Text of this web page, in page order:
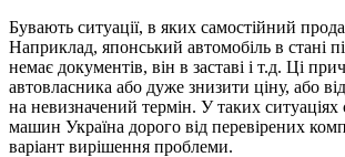
Бувають ситуації, в яких самостійний
Наприклад, японський автомобіль в стані
немає документів, він в заставі і т.д. Ці
автовласника або дуже знизити ціну, або
на невизначений термін. У таких
машин Україна дорого від перевірених
варіант вирішення проблеми.